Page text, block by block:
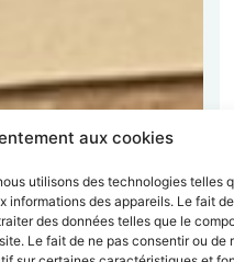
aux cookies
utilisons des technologies telles
informations des appareils. Le fait
des données telles que le
Le fait de ne pas consentir ou de